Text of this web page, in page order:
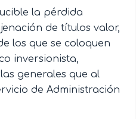
la pérdida
de títulos valor,
los que se coloquen
inversionista,
generales que al
de Administración